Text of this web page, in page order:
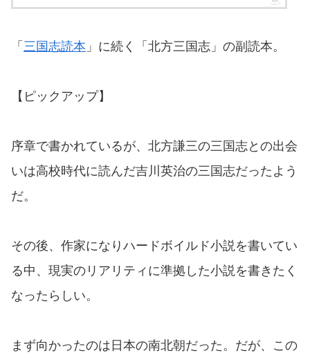
「 三国志読本 」に続く「北方三国志」の副読本。
【ピックアップ】
序章で書かれているが、北方謙三の三国志との出会
いは高校時代に読んだ吉川英治の三国志だったよう
だ。
その後、作家になりハードボイルド小説を書いてい
る中、現実のリアリティに準拠した小説を書きたく
なったらしい。
まず向かったのは日本の南北朝だった。だが、この